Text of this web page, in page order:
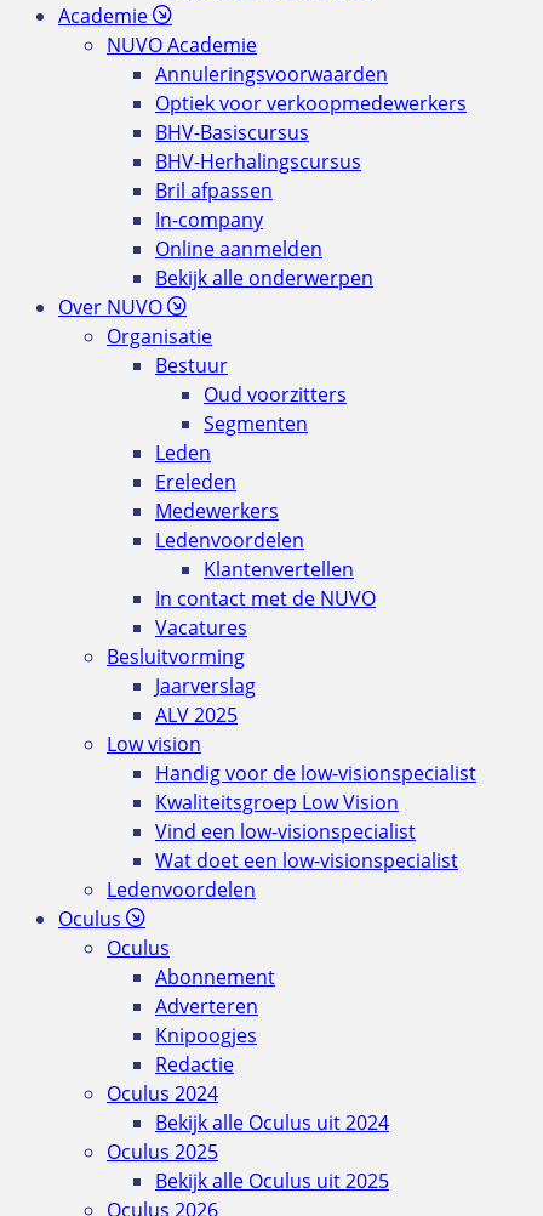
Academie
NUVO Academie
Annuleringsvoorwaarden
Optiek voor verkoopmedewerkers
BHV-Basiscursus
BHV-Herhalingscursus
Bril afpassen
In-company
Online aanmelden
Bekijk alle onderwerpen
Over NUVO
Organisatie
Bestuur
Oud voorzitters
Segmenten
Leden
Ereleden
Medewerkers
Ledenvoordelen
Klantenvertellen
In contact met de NUVO
Vacatures
Besluitvorming
Jaarverslag
ALV 2025
Low vision
Handig voor de low-visionspecialist
Kwaliteitsgroep Low Vision
Vind een low-visionspecialist
Wat doet een low-visionspecialist
Ledenvoordelen
Oculus
Oculus
Abonnement
Adverteren
Knipoogjes
Redactie
Oculus 2024
Bekijk alle Oculus uit 2024
Oculus 2025
Bekijk alle Oculus uit 2025
Oculus 2026